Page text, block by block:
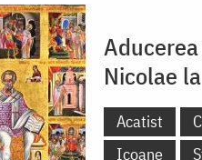
Nicolae
Acatist
Icoane